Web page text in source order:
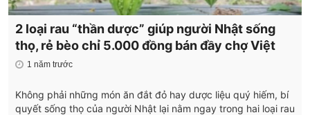
2 loại rau “thần dược” giúp người Nhật sống
thọ, rẻ bèo chỉ 5.000 đồng bán đầy chợ Việt
1 năm trước
Không phải những món ăn đắt đỏ hay dược liệu quý hiếm, bí
quyết sống thọ của người Nhật lại nằm ngay trong hai loại rau